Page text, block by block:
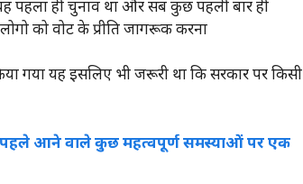
पहला ही चुनाव था और सब कुछ पहली बार ही
को वोट के प्रीति जागरूक करना
गया यह इसलिए भी जरूरी था कि सरकार पर किसी
पहले आने वाले कुछ महत्वपूर्ण समस्याओं पर एक